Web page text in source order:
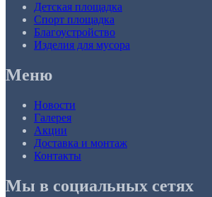
Детская площадка
Спорт площадка
Благоустройство
Изделия для мусора
Меню
Новости
Галерея
Акции
Доставка и монтаж
Контакты
Мы в социальных сетях